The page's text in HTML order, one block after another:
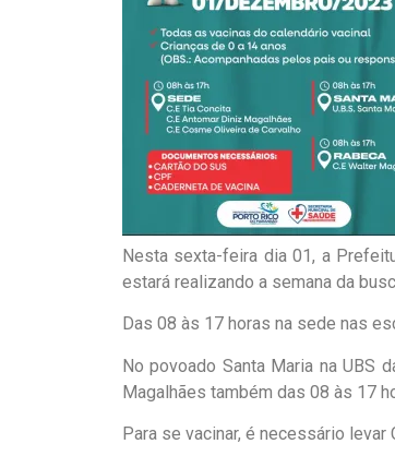
Nesta sexta-feira dia 01, a
estará realizando a semana da
Das 08 às 17 horas na sede nas
No povoado Santa Maria na UBS
Magalhães também das 08 às 17
Para se vacinar, é necessário levar